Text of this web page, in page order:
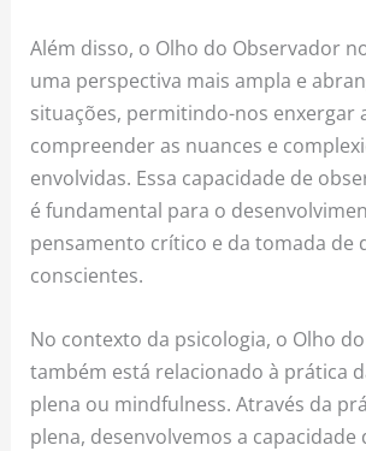
Além disso, o Olho do Observador
uma perspectiva mais ampla e
situações, permitindo-nos enxergar
compreender as nuances e
envolvidas. Essa capacidade de
é fundamental para o
pensamento crítico e da tomada de
conscientes.
No contexto da psicologia, o Olho
também está relacionado à prática
plena ou mindfulness. Através da
plena, desenvolvemos a capacidade